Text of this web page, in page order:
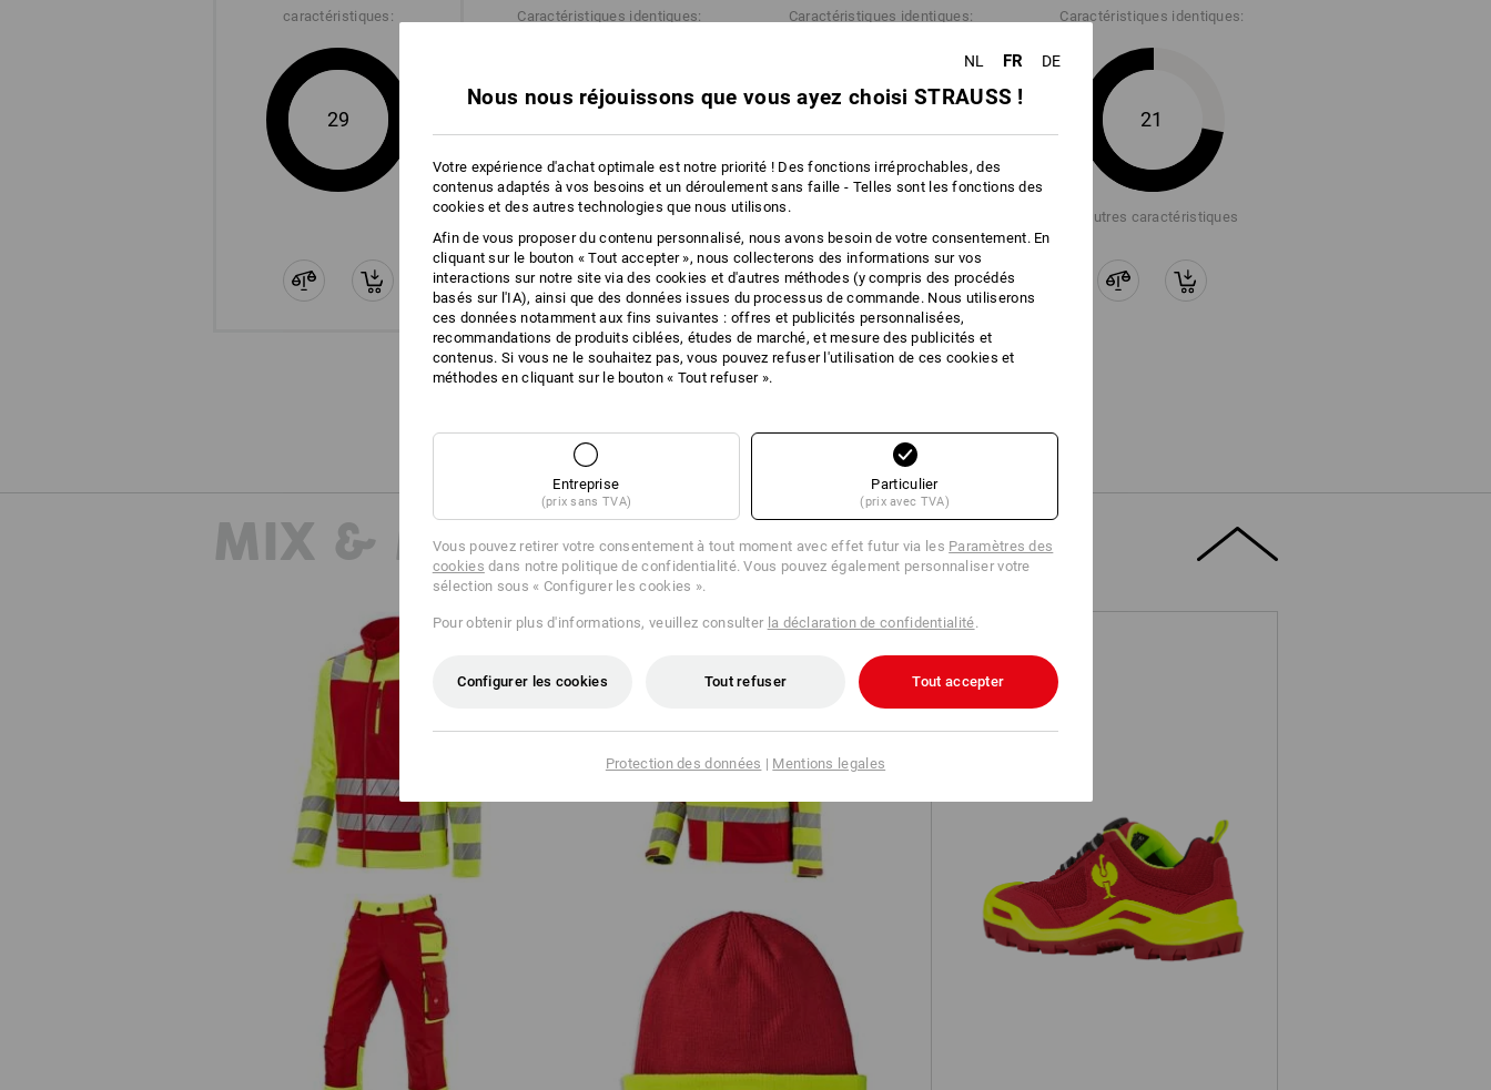
fonctionne le principe de la respirabilité.
Cliquez sur le bouton "Fiche technique" pour obtenir plus d'informations.
Fiche technique
plus
caractéristiques:
29
Caractéristiques identiques: Caractéristiques identiques: Caractéristiques identiques:
21
+3 autres caractéristiques
MIX & MATCH
S3 Chaussures hautes de sécurité
e.s.Kastra II low
Veste softshell de signalisation
e.s.motion 24/7
Veste softshell de signal. d'hiver
e.s.motion 24/7
Pantalon à taille élast. signal.
e.s.motion 24/7
Bonnet tricoté e.s.motion 24/7
NL FR DE
Nous nous réjouissons que vous ayez choisi STRAUSS !
Votre expérience d'achat optimale est notre priorité ! Des fonctions irréprochables, des
contenus adaptés à vos besoins et un déroulement sans faille - Telles sont les fonctions des
cookies et des autres technologies que nous utilisons.
Afin de vous proposer du contenu personnalisé, nous avons besoin de votre consentement. En
cliquant sur le bouton « Tout accepter », nous collecterons des informations sur vos
interactions sur notre site via des cookies et d'autres méthodes (y compris des procédés
basés sur l'IA), ainsi que des données issues du processus de commande. Nous utiliserons
ces données notamment aux fins suivantes : offres et publicités personnalisées,
recommandations de produits ciblées, études de marché, et mesure des publicités et
contenus. Si vous ne le souhaitez pas, vous pouvez refuser l'utilisation de ces cookies et
méthodes en cliquant sur le bouton « Tout refuser ».
Entreprise
(prix sans TVA)
Particulier
(prix avec TVA)
Vous pouvez retirer votre consentement à tout moment avec effet futur via les Paramètres des
cookies dans notre politique de confidentialité. Vous pouvez également personnaliser votre
sélection sous « Configurer les cookies ».
Pour obtenir plus d'informations, veuillez consulter la déclaration de confidentialité.
Configurer les cookies Tout refuser Tout accepter
Protection des données | Mentions legales